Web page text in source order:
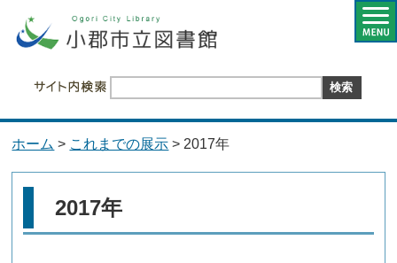
ホーム > これまでの展示 > 2017年
2017年